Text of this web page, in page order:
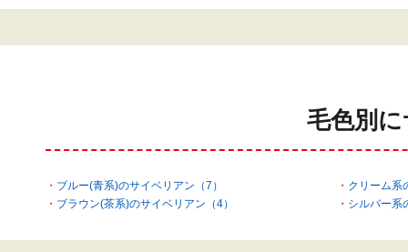
毛色別
ブルー(青系)のサイベリアン（7）
クリーム系
ブラウン(茶系)のサイベリアン（4）
シルバー系